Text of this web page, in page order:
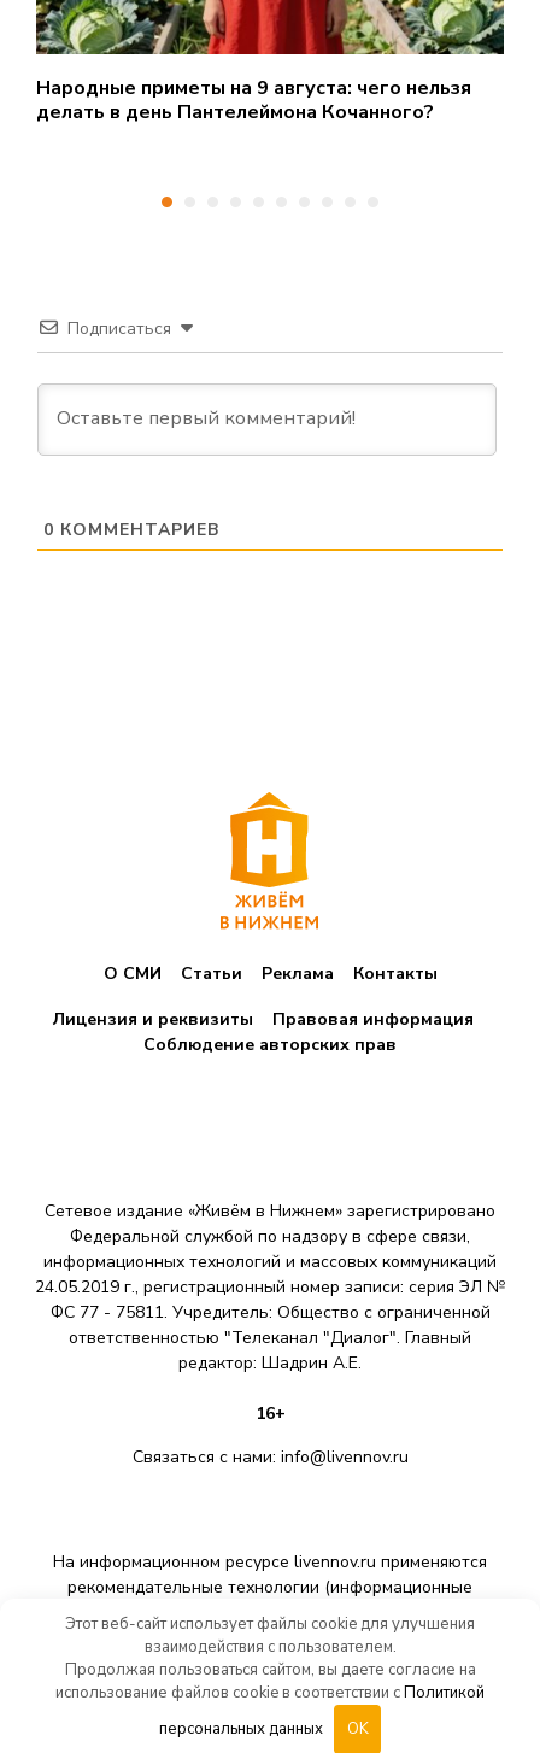
Народные приметы на 9 августа: чего нельзя
делать в день Пантелеймона Кочанного?
Подписаться
0 КОММЕНТАРИЕВ
О СМИ Статьи Реклама
Контакты
Лицензия и реквизиты
Правовая информация
Соблюдение авторских прав
Сетевое издание «Живём в Нижнем» зарегистрировано
Федеральной службой по надзору в сфере связи,
информационных технологий и массовых коммуникаций
24.05.2019 г., регистрационный номер записи: серия ЭЛ №
ФС 77 - 75811. Учредитель: Общество с ограниченной
ответственностью "Телеканал "Диалог". Главный
редактор: Шадрин A.E.
16+
Связаться с нами: info@livennov.ru
На информационном ресурсе livennov.ru применяются
рекомендательные технологии (информационные
технологии предоставления информации на основе сбора,
систематизации и анализа сведений, относящихся к
предпочтениям пользователей сети «Интернет»,
находящихся на территории Российской Федерации).
Этот веб-сайт использует файлы cookie для улучшения
взаимодействия с пользователем.
Продолжая пользоваться сайтом, вы даете согласие на
использование файлов cookie в соответствии сПолитикой
персональных данных
OK